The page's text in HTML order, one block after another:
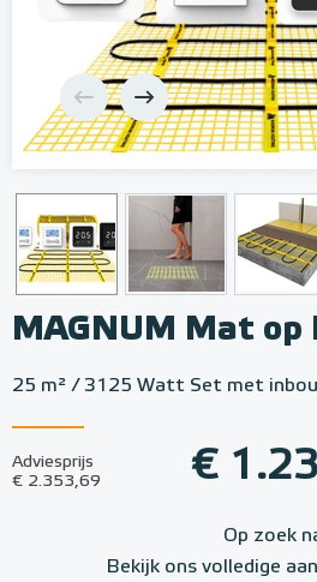
MAGNUM Mat
25 m² / 3125 Watt Set met
Adviesprijs
€ 2.353,69
€
Op zoek
Bekijk ons volledige